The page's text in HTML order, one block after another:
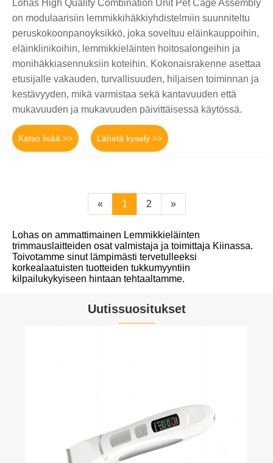
Lohas High Quality Combination Unit Pet Cage Assembly
on modulaarisiin lemmikkihäkkiyhdistelmiin suunniteltu
peruskokoonpanoyksikkö, joka soveltuu eläinkauppoihin,
eläinklinikoihin, lemmikkieläinten hoitosalongeihin ja
monihäkkiasennuksiin koteihin. Kokonaisrakenne asettaa
etusijalle vakauden, turvallisuuden, hiljaisen toiminnan ja
kestävyyden, mikä varmistaa sekä kantavuuden että
mukavuuden ja mukavuuden päivittäisessä käytössä.
Katso lisää >> Lähetä kysely >>
« 1 2 »
Lohas on ammattimainen Lemmikkieläinten
trimmauslaitteiden osat valmistaja ja toimittaja Kiinassa.
Toivotamme sinut lämpimästi tervetulleeksi
korkealaatuisten tuotteiden tukkumyyntiin
kilpailukykyiseen hintaan tehtaaltamme.
Uutissuositukset